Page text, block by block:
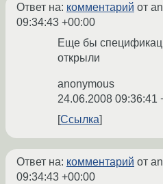
Ответ на: комментарий от
09:34:43 +00:00
Еще бы
открыли
anonymous
24.06.2008 09:36:41
Ссылка
Ответ на: комментарий от
09:34:43 +00:00